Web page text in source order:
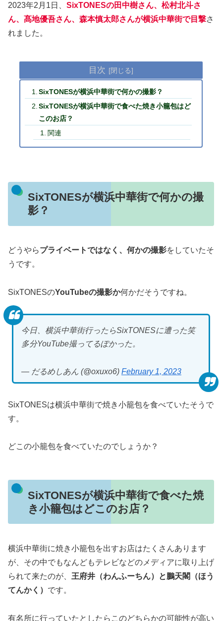
2023年2月1日、 SixTONESの田中樹さん、松村北斗さ
ん、髙地優吾さん、森本慎太郎さんが横浜中華街で目撃さ
れました。
目次
SixTONESが横浜中華街で何かの撮影？
SixTONESが横浜中華街で食べた焼き小籠包はど
このお店？
関連
SixTONESが横浜中華街で何かの撮
影？
どうやらプライベートではなく、何かの撮影をしていたそ
うです。
SixTONESのYouTubeの撮影か何かだそうですね。
今日、横浜中華街行ったらSixTONESに遭った笑
多分YouTube撮ってるぽかった。
— だるめしあん (@oxuxo6) February 1, 2023
SixTONESは横浜中華街で焼き小籠包を食べていたそうで
す。
どこの小籠包を食べていたのでしょうか？
SixTONESが横浜中華街で食べた焼
き小籠包はどこのお店？
横浜中華街に焼き小籠包を出すお店はたくさんあります
が、その中でもなんどもテレビなどのメディアに取り上げ
られて来たのが、 王府井（わんふーちん）と鵬天閣（ほう
てんかく） です。
有名所に行っていたとしたらこのどちらかの可能性が高い